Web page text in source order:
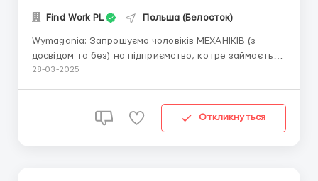
Find Work PL Польша (Белосток)
Wymagania: Запрошуємо чоловіків МЕХАНІКІВ (з
досвідом та без) на підприємство, котре займається
виробництвом та ремонтом автомобільної техніки.
день, в 2 зміни з 07-19 та 19-07...
28-03-2025
Откликнуться